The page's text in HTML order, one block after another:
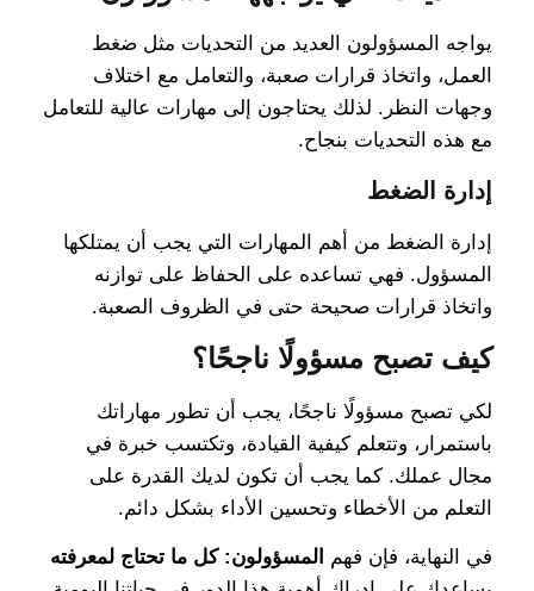
يواجه المسؤولون العديد من التحديات مثل ضغط
العمل، واتخاذ قرارات صعبة، والتعامل مع اختلاف
وجهات النظر. لذلك يحتاجون إلى مهارات عالية للتعامل
مع هذه التحديات بنجاح.
إدارة الضغط
إدارة الضغط من أهم المهارات التي يجب أن يمتلكها
المسؤول. فهي تساعده على الحفاظ على توازنه
واتخاذ قرارات صحيحة حتى في الظروف الصعبة.
كيف تصبح مسؤولًا ناجحًا؟
لكي تصبح مسؤولًا ناجحًا، يجب أن تطور مهاراتك
باستمرار، وتتعلم كيفية القيادة، وتكتسب خبرة في
مجال عملك. كما يجب أن تكون لديك القدرة على
التعلم من الأخطاء وتحسين الأداء بشكل دائم.
في النهاية، فإن فهم المسؤولون: كل ما تحتاج لمعرفته